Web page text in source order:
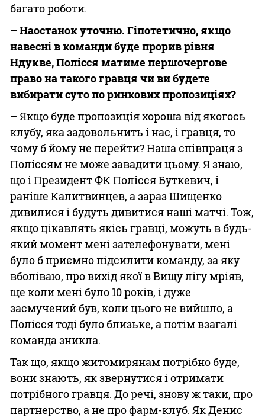
багато роботи.
– Наостанок уточню. Гіпотетично, якщо
навесні в команди буде прорив рівня
Ндукве, Полісся матиме першочергове
право на такого гравця чи ви будете
вибирати суто по ринкових пропозиціях?
– Якщо буде пропозиція хороша від якогось
клубу, яка задовольнить і нас, і гравця, то
чому б йому не перейти? Наша співпраця з
Поліссям не може завадити цьому. Я знаю,
що і Президент ФК Полісся Буткевич, і
раніше Калитвинцев, а зараз Шищенко
дивилися і будуть дивитися наші матчі. Тож,
якщо цікавлять якісь гравці, можуть в будь-
який момент мені зателефонувати, мені
було б приємно підсилити команду, за яку
вболіваю, про вихід якої в Вищу лігу мріяв,
ще коли мені було 10 років, і дуже
засмучений був, коли цього не вийшло, а
Полісся тоді було близьке, а потім взагалі
команда зникла.
Так що, якщо житомирянам потрібно буде,
вони знають, як звернутися і отримати
потрібного гравця. До речі, знову ж таки, про
партнерство, а не про фарм-клуб. Як Денис